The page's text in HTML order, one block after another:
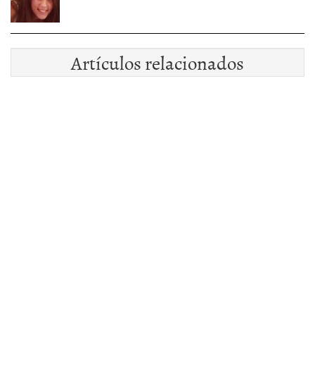
Artículos relacionados